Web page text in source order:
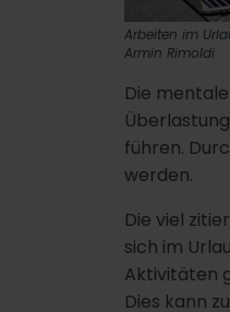
Arbeiten im
Armin Rimoldi
Die
führen.
werden.
Die viel
sich im
Aktivitäten
Dies kann